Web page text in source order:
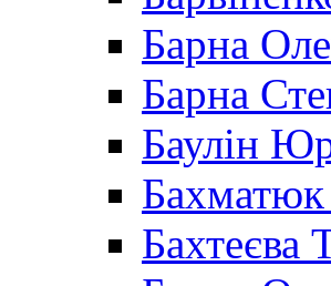
Барна
Барна
Баулін
Бахтеєва